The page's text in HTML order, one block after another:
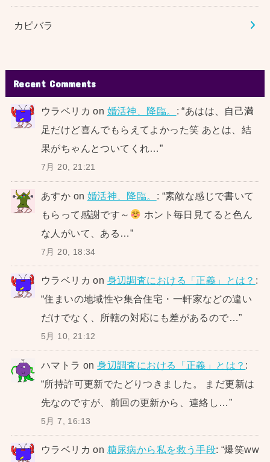
カピバラ
Recent Comments
ウラベリカ on 婚活神、降臨。 : “あはは、自己満
足だけど喜んでもらえてよかった笑 あとは、結
果がちゃんとついてくれ…”
7月 20, 21:21
あすか on 婚活神、降臨。 : “素敵な感じで書いて
もらって感謝です～
ホント毎日見てると色ん
な人がいて、ある…”
7月 20, 18:34
ウラベリカ on 身辺調査における「正義」とは？ :
“住まいの地域性や集合住宅・一軒家などの違い
だけでなく、所轄の対応にも差があるので…”
5月 10, 21:12
ハマトラ on身辺調査における「正義」とは？ :
“所持許可更新でたどりつきました。 まだ更新は
先なのですが、前回の更新から、連絡し…”
5月 7, 16:13
ウラベリカ on 糖尿病から私を救う手段: “爆笑ww